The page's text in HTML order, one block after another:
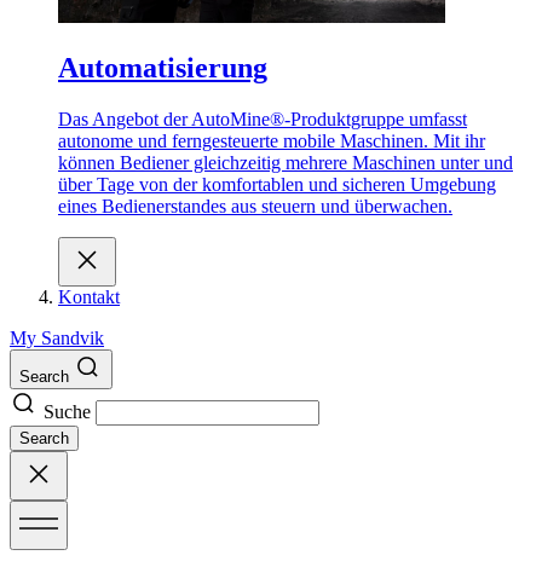
Automatisierung
Das Angebot der AutoMine®-Produktgruppe umfasst
autonome und ferngesteuerte mobile Maschinen. Mit ihr
können Bediener gleichzeitig mehrere Maschinen unter und
über Tage von der komfortablen und sicheren Umgebung
eines Bedienerstandes aus steuern und überwachen.
Kontakt
My Sandvik
Search
Suche
Search